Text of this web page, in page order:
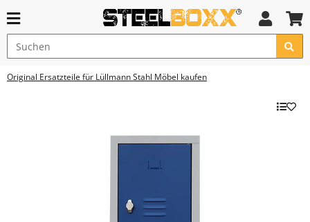
Original Ersatzteile für Lüllmann Stahl Möbel kaufen